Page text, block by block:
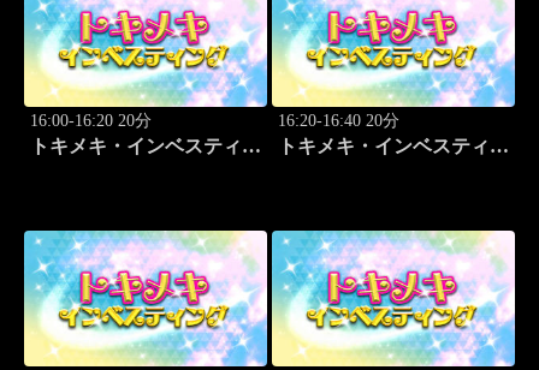
16:00-16:20 20分
トキメキ・インベスティン
16:20-16:40 20分
トキメキ・インベスティン